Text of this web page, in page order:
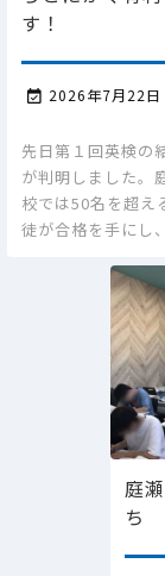
す！
 2026年7月22日
先日第１回英検の
が判明しました。
校では50名を超え
徒が合格を手にし
庭
ち